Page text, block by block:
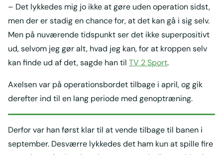
– Det lykkedes mig jo ikke at gøre uden operation sidst,
men der er stadig en chance for, at det kan gå i sig selv.
Men på nuværende tidspunkt ser det ikke superpositivt
ud, selvom jeg gør alt, hvad jeg kan, for at kroppen selv
kan finde ud af det, sagde han til TV 2 Sport.
Axelsen var på operationsbordet tilbage i april, og gik
derefter ind til en lang periode med genoptræning.
Derfor var han først klar til at vende tilbage til banen i
september. Desværre lykkedes det ham kun at spille fire